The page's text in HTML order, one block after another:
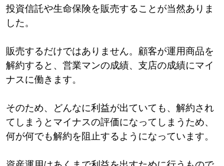
投資信託や生命保険を販売することが当然ありま
した。
販売するだけではありません。顧客が運用商品を
解約すると、営業マンの成績、支店の成績にマイ
ナスに働きます。
そのため、どんなに利益が出ていても、解約され
てしまうとマイナスの評価になってしまうため、
何が何でも解約を阻止するようになっています。